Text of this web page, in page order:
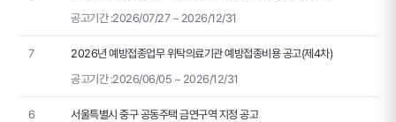
공고기간 :2026/07/27 ~ 2026/12/31
7
2026년 예방접종업무 위탁의료기관 예방접종비용 공고(제4차)
공고기간 :2026/06/05 ~ 2026/12/31
6
서울특별시 중구 공동주택 금연구역 지정 공고